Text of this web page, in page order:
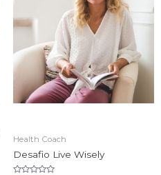
Health Coach
Desafio Live Wisely